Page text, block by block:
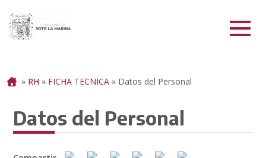
Portada
» RH » FICHA TECNICA » Datos del Personal
Datos del Personal